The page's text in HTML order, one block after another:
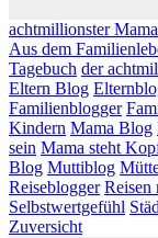
achtmillionster
Aus dem
Tagebuch der
Eltern Blog
Familienblogger
Kindern Mama Blog
sein Mama steht
Blog Muttiblog
Reiseblogger Reisen
Selbstwertgefühl
Zuversicht